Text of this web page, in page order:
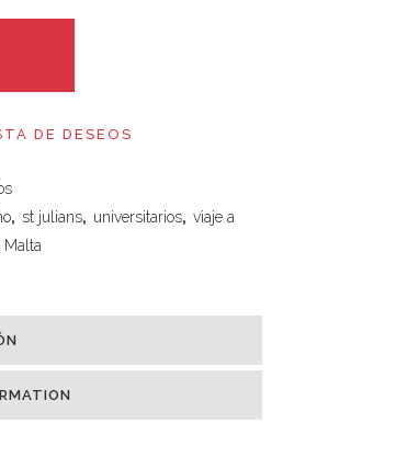
DE DESEOS
, st julians, universitarios, viaje a
Malta